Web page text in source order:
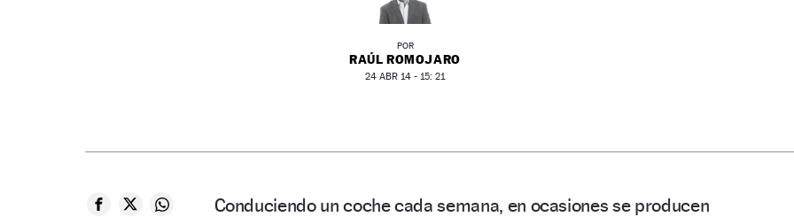
POR
RAÚL ROMOJARO
24 ABR 14 - 15: 21
Conduciendo un coche cada semana, en ocasiones se producen